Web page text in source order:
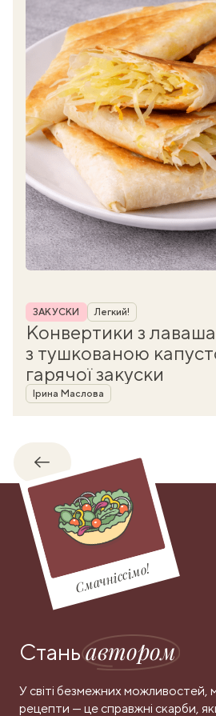
Рубрика
ЗАКУСКИ Легкий!
Конвертики з лаваша
з тушкованою
гарячої закуски
Автор
Ірина Маслова
Назад
Смачніссімо!
Станьавтором
У світі безмежних можливостей,
рецепти — це справжні скарби,